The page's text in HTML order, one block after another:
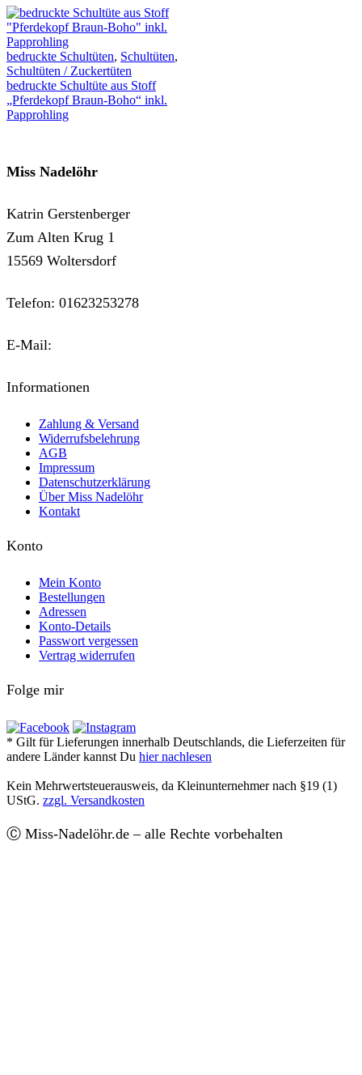
bedruckte Schultüten, Schultüten,
Schultüten / Zuckertüten
bedruckte Schultüte aus Stoff
„Pferdekopf Braun-Boho“ inkl.
Papprohling
Miss Nadelöhr
Katrin Gerstenberger
Zum Alten Krug 1
15569 Woltersdorf
Telefon: 01623253278
E-Mail:
Informationen
Zahlung & Versand
Widerrufsbelehrung
AGB
Impressum
Datenschutzerklärung
Über Miss Nadelöhr
Kontakt
Konto
Mein Konto
Bestellungen
Adressen
Konto-Details
Passwort vergessen
Vertrag widerrufen
Folge mir
* Gilt für Lieferungen innerhalb Deutschlands, die Lieferzeiten für
andere Länder kannst Du hier nachlesen
Kein Mehrwertsteuerausweis, da Kleinunternehmer nach §19 (1)
UStG. zzgl. Versandkosten
Ⓒ Miss-Nadelöhr.de – alle Rechte vorbehalten